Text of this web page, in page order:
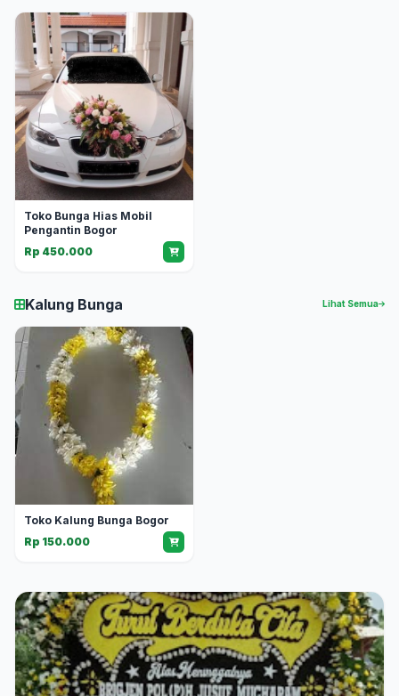
Toko Bunga Hias Mobil
Pengantin Bogor
Rp 450.000
Kalung Bunga Lihat Semua
Toko Kalung Bunga Bogor
Rp 150.000